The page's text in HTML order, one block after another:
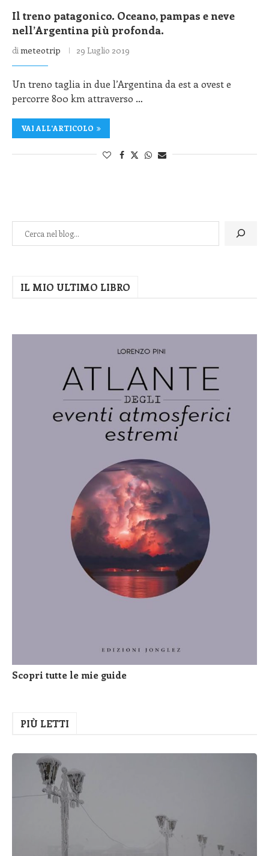
Il treno patagonico. Oceano, pampas e neve
nell’Argentina più profonda.
dimeteotrip 29 Luglio 2019
Un treno taglia in due l’Argentina da est a ovest e
percorre 800 km attraverso …
VAI ALL'ARTICOLO
IL MIO ULTIMO LIBRO
Scopri tutte le mie guide
PIÙ LETTI